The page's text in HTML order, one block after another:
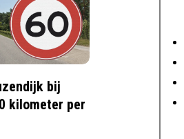
bij
kilometer per